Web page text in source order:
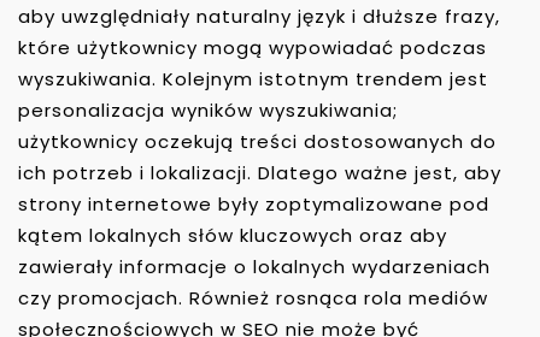
aby uwzględniały naturalny język i dłuższe frazy,
które użytkownicy mogą wypowiadać podczas
wyszukiwania. Kolejnym istotnym trendem jest
personalizacja wyników wyszukiwania;
użytkownicy oczekują treści dostosowanych do
ich potrzeb i lokalizacji. Dlatego ważne jest, aby
strony internetowe były zoptymalizowane pod
kątem lokalnych słów kluczowych oraz aby
zawierały informacje o lokalnych wydarzeniach
czy promocjach. Również rosnąca rola mediów
społecznościowych w SEO nie może być